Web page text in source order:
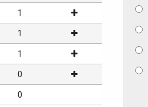
1
1
1
0
0